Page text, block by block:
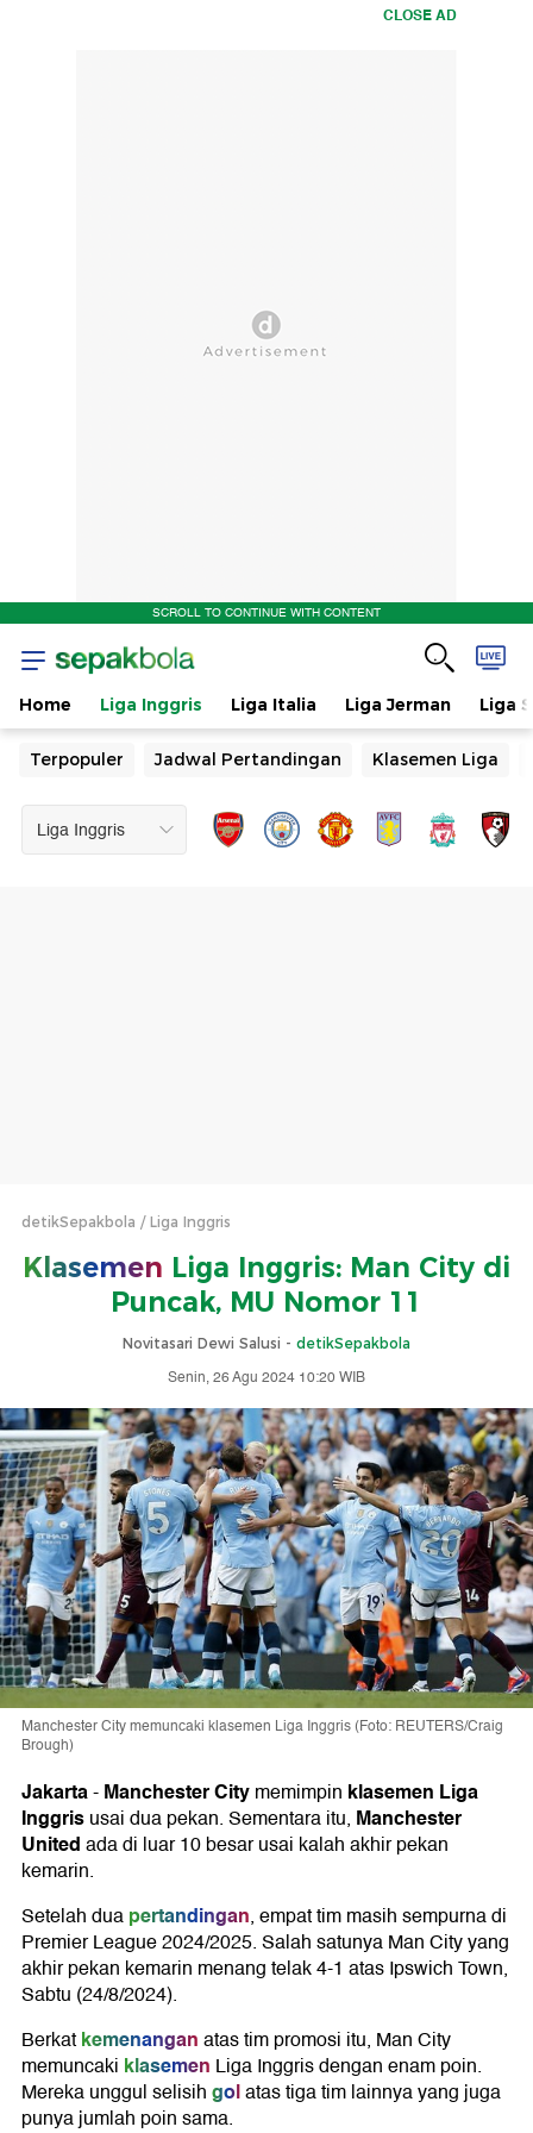
CLOSE AD
SCROLL TO CONTINUE WITH CONTENT
Home Liga Inggris Liga Italia Liga Jerman Liga
Terpopuler Jadwal Pertandingan Klasemen Liga
detikSepakbola Liga Inggris
Klasemen Liga Inggris: Man City di
Puncak, MU Nomor 11
Novitasari Dewi Salusi - detikSepakbola
Senin, 26 Agu 2024 10:20 WIB
Manchester City memuncaki klasemen Liga Inggris (Foto: REUTERS/Craig
Brough)
Jakarta-Manchester Citymemimpin klasemen Liga
Inggrisusai dua pekan. Sementara itu, Manchester
Unitedada di luar 10 besar usai kalah akhir pekan
kemarin.
Setelah duapertandingan, empat tim masih sempurna di
Premier League 2024/2025. Salah satunya Man City yang
akhir pekan kemarin menang telak 4-1 atas Ipswich Town,
Sabtu (24/8/2024).
Berkatkemenanganatas tim promosi itu, Man City
memuncaki klasemen Liga Inggris dengan enam poin.
Mereka unggul selisihgolatas tiga tim lainnya yang juga
punya jumlah poin sama.